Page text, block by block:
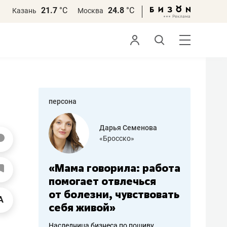
Казань 21.7 °С Москва 24.8 °С
персона
Дарья Семенова
«Бросско»
«Мама говорила: работа
помогает отвлечься
от болезни, чувствовать
себя живой»